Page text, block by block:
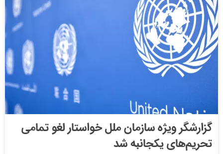
گزارشگر ویژه سازمان ملل خواستار لغو تمامی
تحریم‌های یکجانبه شد